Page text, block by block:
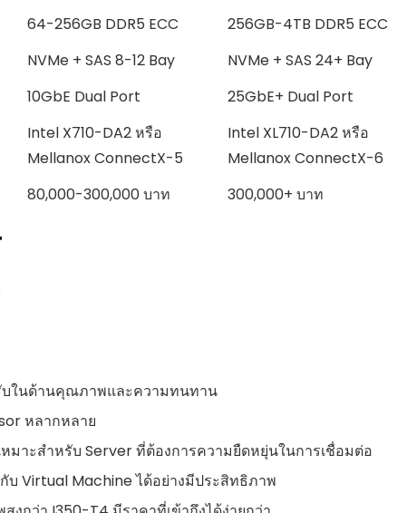
64-256GB DDR5 ECC
256GB-4TB DDR5 ECC
NVMe + SAS 8-12 Bay
NVMe + SAS 24+ Bay
10GbE Dual Port
25GbE+ Dual Port
Intel X710-DA2 หรือ
Mellanox ConnectX-5
Intel XL710-DA2 หรือ
Mellanox ConnectX-6
80,000-300,000 บาท 300,000+ บาท
บในด้านคุณภาพและความทนทาน
หลากหลาย
มาะสำหรับ Server ที่ต้องการความยืดหยุ่นในการเชื่อมต่อ
บ Virtual Machine ได้อย่างมีประสิทธิภาพ